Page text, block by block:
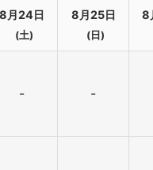
8月24日
(土)
8月25日
(日)
8
- -